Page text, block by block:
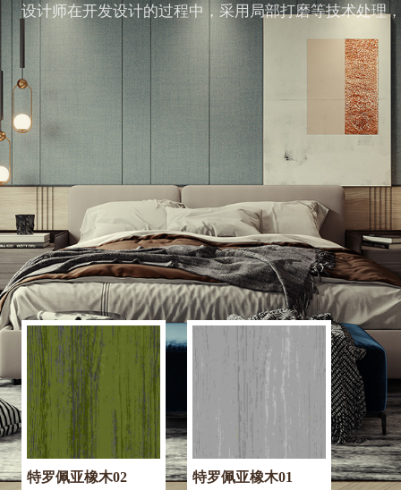
设计师在开发设计的过程中，采用局部打磨等技术处理
特罗佩亚橡木02 特罗佩亚橡木01